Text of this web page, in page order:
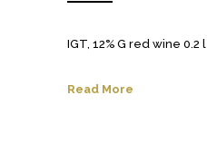
IGT, 12% G red wine 0.2 l
Read More